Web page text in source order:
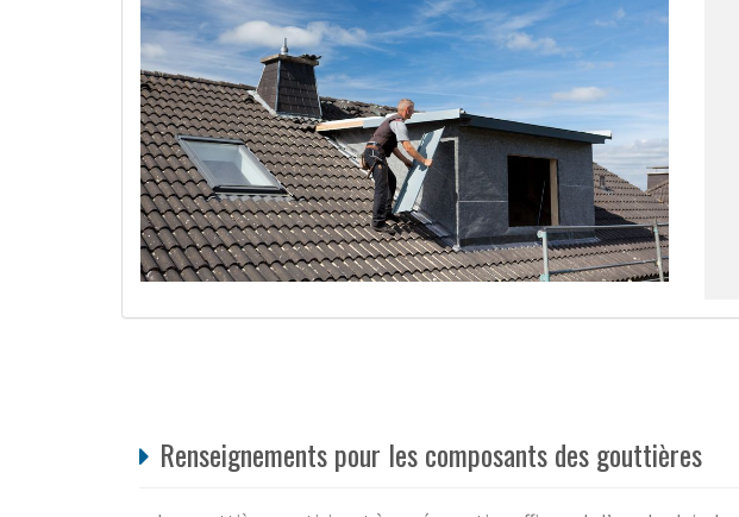
Renseignements pour les composants des gouttières